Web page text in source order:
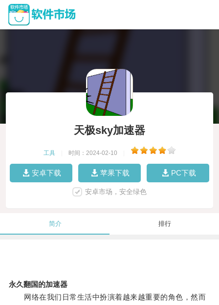
天极sky加速器
工具 时间：2024-02-10
安卓下载 苹果下载 PC下载
安卓市场，安全绿色
简介 排行
永久翻国的加速器
网络在我们日常生活中扮演着越来越重要的角色，然而